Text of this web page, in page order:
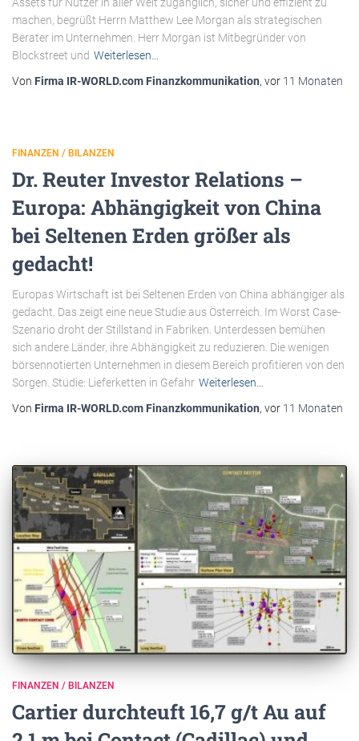
machen, begrüßt Herrn Matthew Lee Morgan als strategischen
Berater im Unternehmen. Herr Morgan ist Mitbegründer von
Blockstreet und Weiterlesen…
Von Firma IR-WORLD.com Finanzkommunikation, vor 11 Monaten
FINANZEN / BILANZEN
Dr. Reuter Investor Relations –
Europa: Abhängigkeit von China
bei Seltenen Erden größer als
gedacht!
Europas Wirtschaft ist bei Seltenen Erden von China abhängiger als
gedacht. Das zeigt eine neue Studie aus Österreich. Im Worst Case-
Szenario droht der Stillstand in Fabriken. Unterdessen bemühen
sich andere Länder, ihre Abhängigkeit zu reduzieren. Die wenigen
börsennotierten Unternehmen in diesem Bereich profitieren von den
Sorgen. Studie: Lieferketten in Gefahr Weiterlesen…
Von Firma IR-WORLD.com Finanzkommunikation, vor 11 Monaten
FINANZEN / BILANZEN
Cartier durchteuft 16,7 g/t Au auf